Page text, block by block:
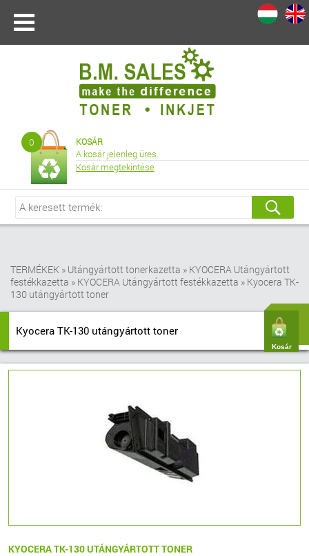
Kosár
0 KOSÁR
A kosár jelenleg üres.
Kosár megtekintése
TERMÉKEK » Utángyártott tonerkazetta » KYOCERA Utángyártott
festékkazetta » KYOCERA Utángyártott festékkazetta » Kyocera TK-
130 utángyártott toner
Kyocera TK-130 utángyártott toner
KYOCERA TK-130 UTÁNGYÁRTOTT TONER